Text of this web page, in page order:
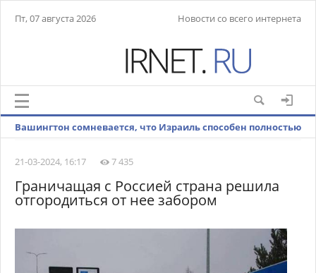
Пт, 07 августа 2026 Новости со всего интернета
Вашингтон сомневается, что Израиль способен полностью
21-03-2024, 16:17
7 435
Граничащая с Россией страна решила
отгородиться от нее забором